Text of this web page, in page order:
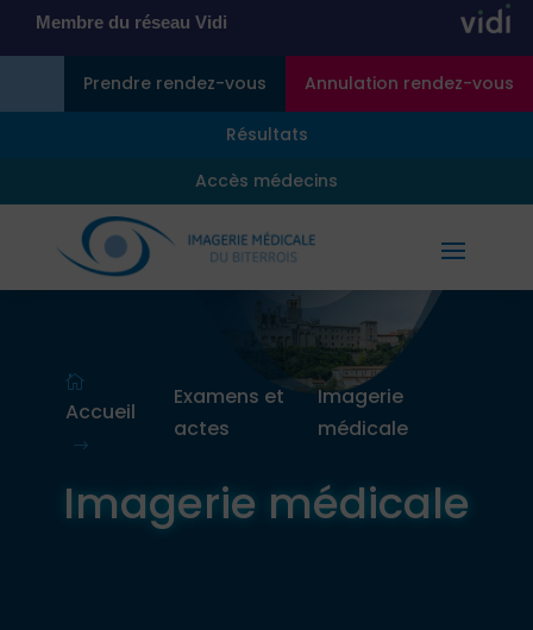
Membre du réseau Vidi
Annulation rendez-vous
Prendre rendez-vous
Résultats
Accès médecins

Accueil
$
Examens et
actes
Imagerie
médicale
Imagerie médicale